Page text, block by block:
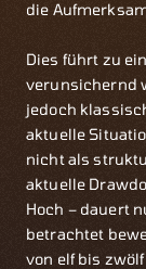
die
Dies führt zu
verunsichernd
jedoch
aktuelle
nicht als
aktuelle
Hoch – dauert
betrachtet
von elf bis